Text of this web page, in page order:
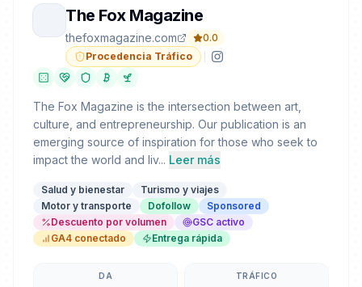
The Fox Magazine
thefoxmagazine.com
0.0
Procedencia Tráfico
The Fox Magazine is the intersection between art,
culture, and entrepreneurship. Our publication is an
emerging source of inspiration for those who seek to
impact the world and liv... Leer más
Salud y bienestar
Turismo y viajes
Motor y transporte
Dofollow
Sponsored
Descuento por volumen
GSC activo
GA4 conectado
Entrega rápida
DA TRÁFICO